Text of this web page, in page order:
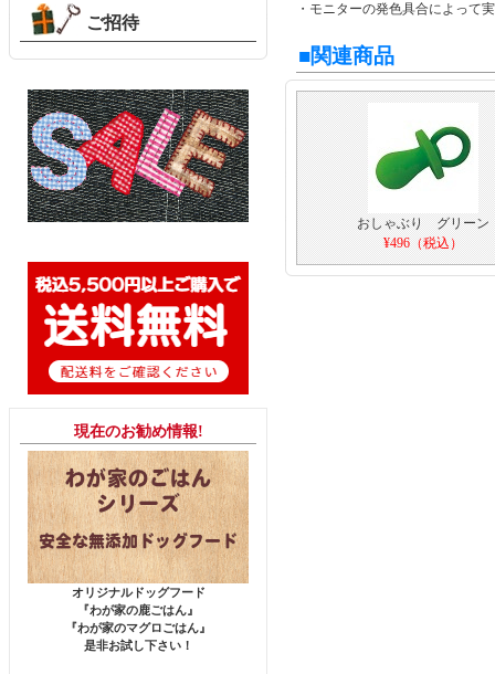
・モニターの発色具合によって
■関連商品
おしゃぶり グリーン
¥496（税込）
ご招待
現在のお勧め情報!
オリジナルドッグフード
『わが家の鹿ごはん』
『わが家のマグロごはん』
是非お試し下さい！